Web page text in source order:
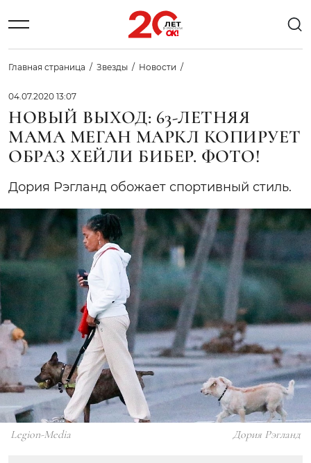
Главная страница Звезды Новости
04.07.2020 13:07
НОВЫЙ ВЫХОД: 63-ЛЕТНЯЯ
МАМА МЕГАН МАРКЛ КОПИРУЕТ
ОБРАЗ ХЕЙЛИ БИБЕР. ФОТО!
Дория Рэгланд обожает спортивный стиль.
Legion-Media Дория Рэгланд